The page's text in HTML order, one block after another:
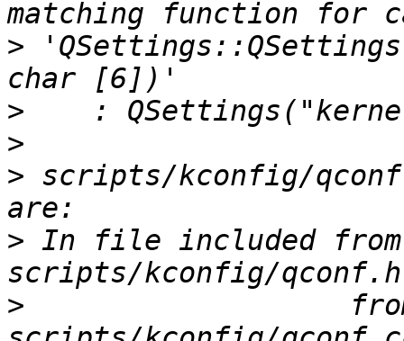
>
>
>
> scripts/kconfig/
> In file included from
>